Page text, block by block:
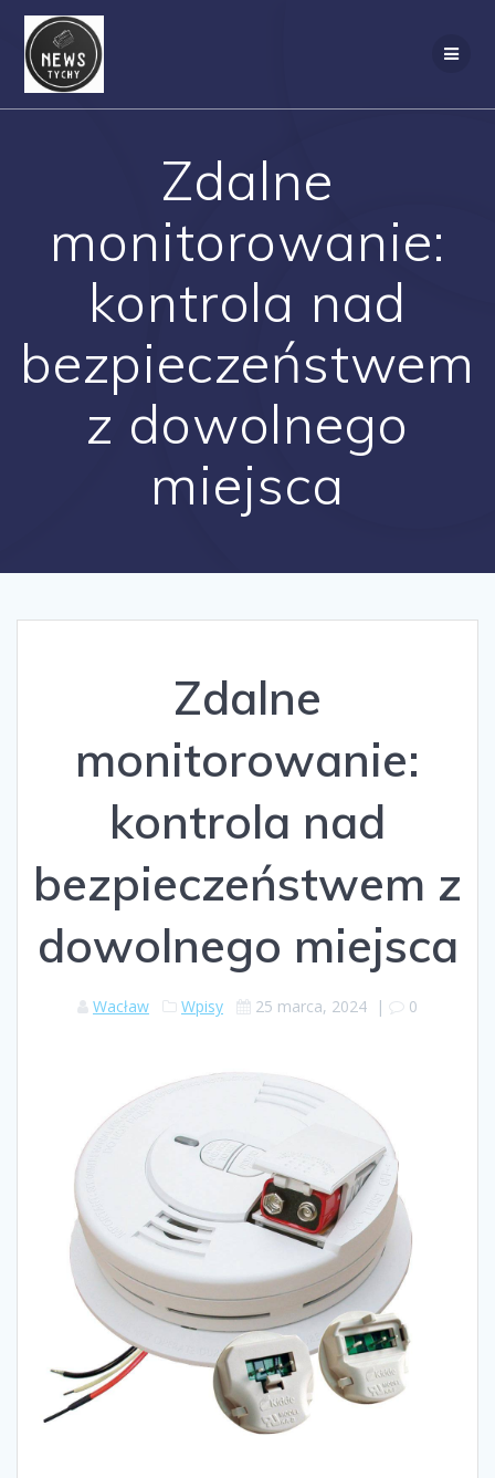
Zdalne
monitorowanie:
kontrola nad
bezpieczeństwem
z dowolnego
miejsca
Zdalne
monitorowanie:
kontrola nad
bezpieczeństwem z
dowolnego miejsca
Wacław Wpisy 25 marca, 2024 | 0